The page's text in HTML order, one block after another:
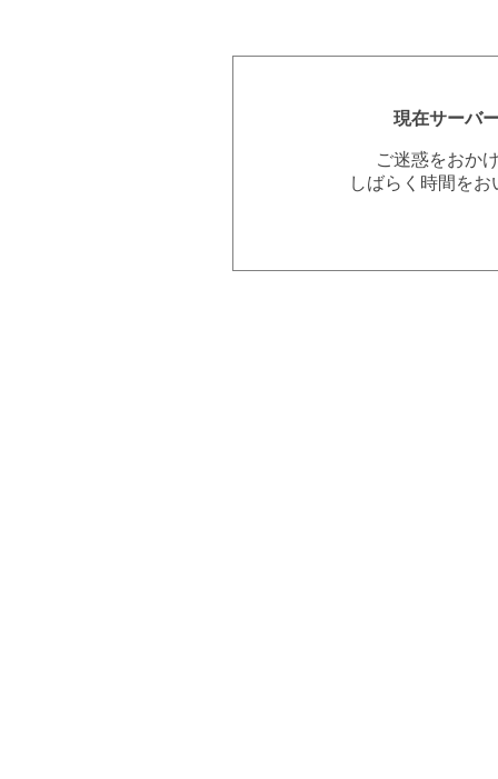
現在サーバ
ご迷惑をおか
しばらく時間を